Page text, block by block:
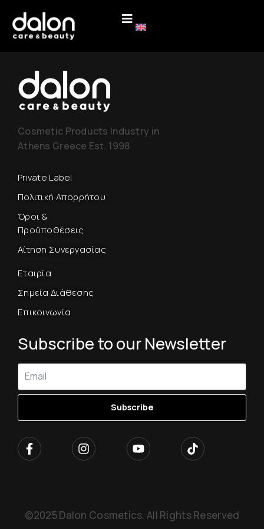
Cosmetic Products Industry in
Athens Greece Est. 1998
Private Label
Πολιτική Απορρήτου
Όροι &
Προϋποθέσεις
Αίτηση Συνεργασίας
Εταιρία
Σημεία Διάθεσης
Επικοινωνία
Subscribe to our Newsletter
Subscribe
©2025 Dalon Cosmetics. All Rights Reserved